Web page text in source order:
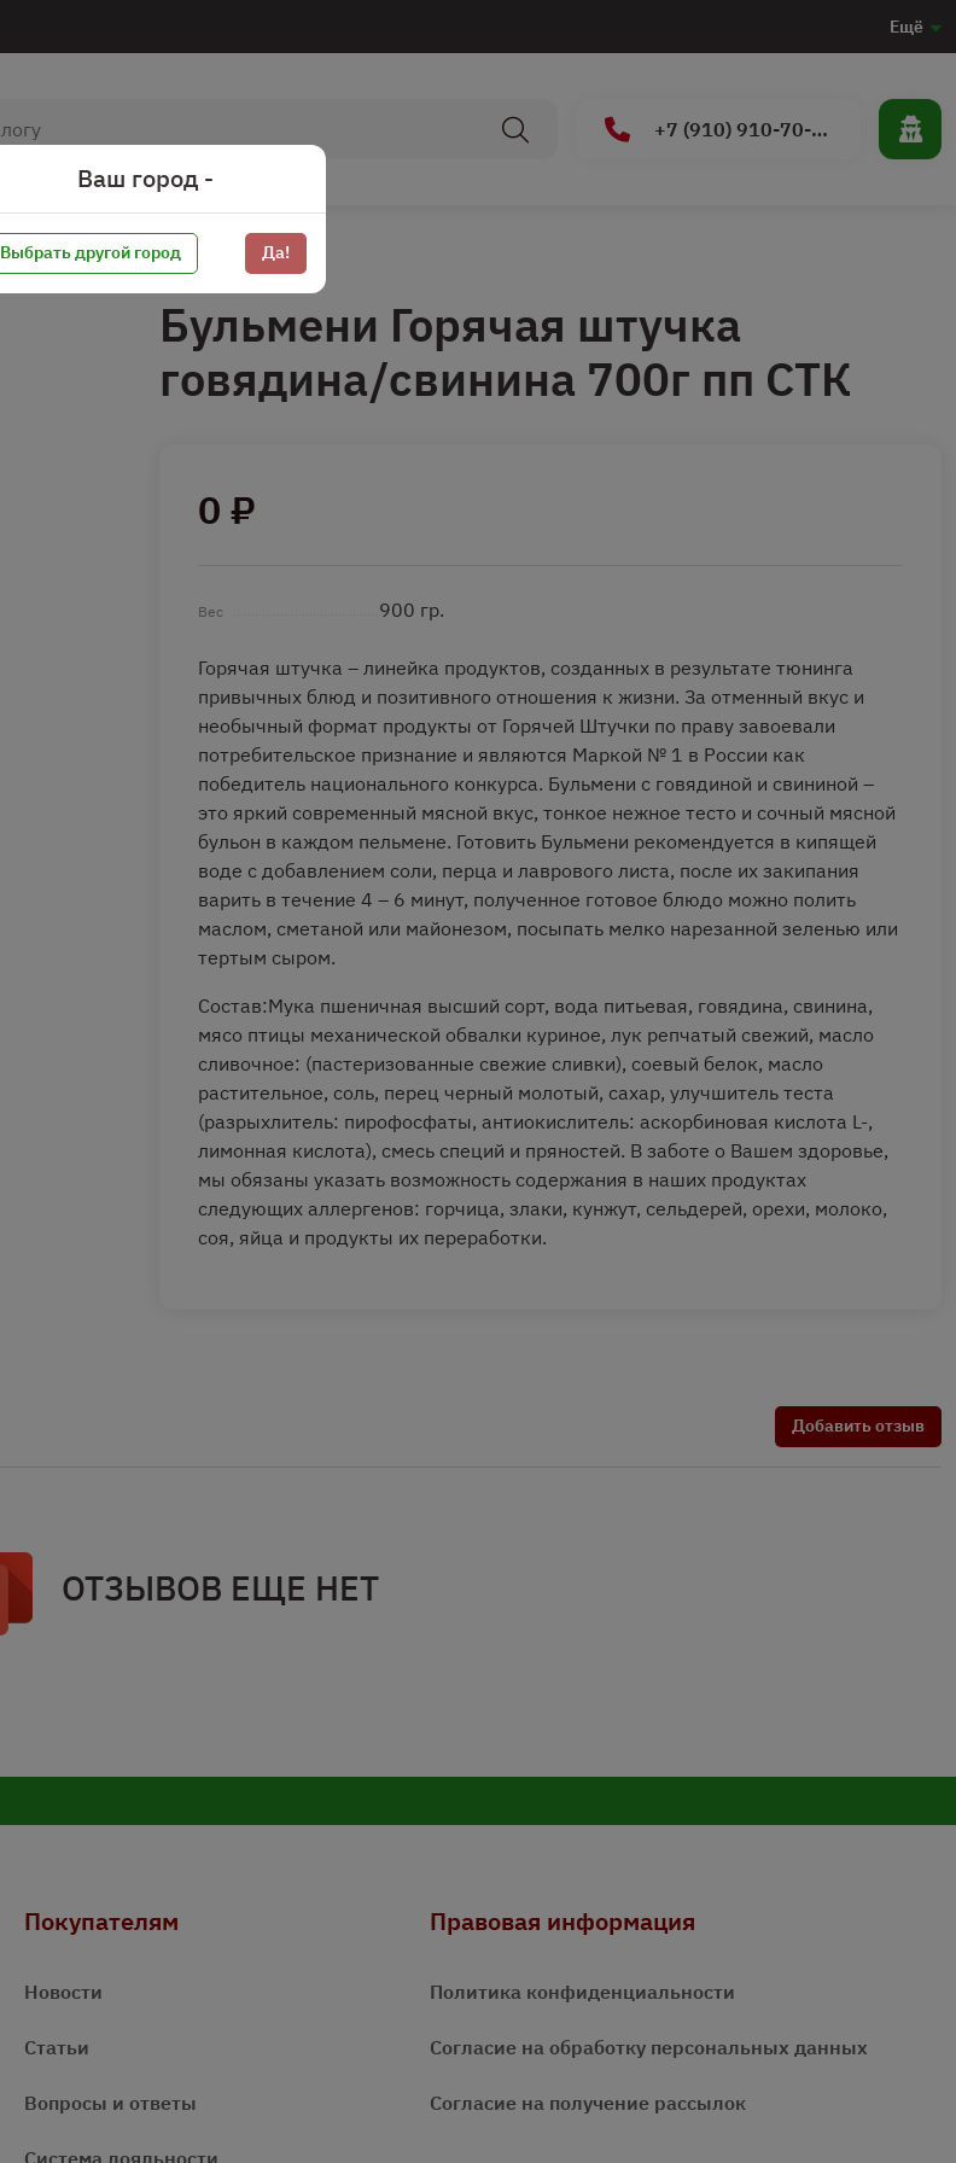
Ещё
+7 (910) 910-70-15
Пельмени*
Бульмени Горячая штучка
говядина/свинина 700г пп СТК
0 ₽
Вес 900 гр.
Горячая штучка – линейка продуктов, созданных в результате тюнинга
привычных блюд и позитивного отношения к жизни. За отменный вкус и
необычный формат продукты от Горячей Штучки по праву завоевали
потребительское признание и являются Маркой № 1 в России как
победитель национального конкурса. Бульмени с говядиной и свининой –
это яркий современный мясной вкус, тонкое нежное тесто и сочный мясной
бульон в каждом пельмене. Готовить Бульмени рекомендуется в кипящей
воде с добавлением соли, перца и лаврового листа, после их закипания
варить в течение 4 – 6 минут, полученное готовое блюдо можно полить
маслом, сметаной или майонезом, посыпать мелко нарезанной зеленью или
тертым сыром.
Состав:Мука пшеничная высший сорт, вода питьевая, говядина, свинина,
мясо птицы механической обвалки куриное, лук репчатый свежий, масло
сливочное: (пастеризованные свежие сливки), соевый белок, масло
растительное, соль, перец черный молотый, сахар, улучшитель теста
(разрыхлитель: пирофосфаты, антиокислитель: аскорбиновая кислота L-,
лимонная кислота), смесь специй и пряностей. В заботе о Вашем здоровье,
мы обязаны указать возможность содержания в наших продуктах
следующих аллергенов: горчица, злаки, кунжут, сельдерей, орехи, молоко,
соя, яйца и продукты их переработки.
Добавить отзыв
ОТЗЫВОВ ЕЩЕ НЕТ
Покупателям
Новости
Статьи
Вопросы и ответы
Правовая информация
Политика конфиденциальности
Согласие на обработку персональных данных
Согласие на получение рассылок
Ваш город -
Выбрать другой город Да!